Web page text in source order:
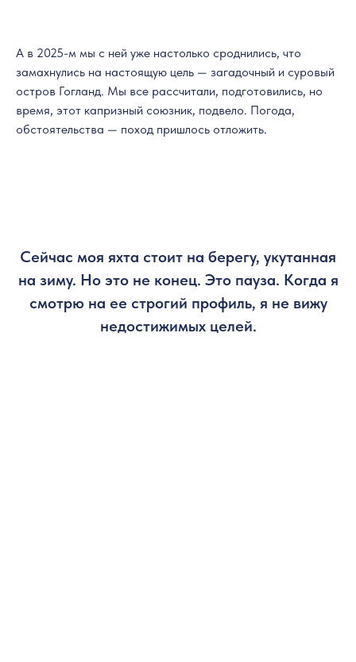
А в 2025-м мы с ней уже настолько сроднились, что
замахнулись на настоящую цель — загадочный и суровый
остров Гогланд. Мы все рассчитали, подготовились, но
время, этот капризный союзник, подвело. Погода,
обстоятельства — поход пришлось отложить.
Сейчас моя яхта стоит на берегу, укутанная
на зиму. Но это не конец. Это пауза. Когда я
смотрю на ее строгий профиль, я не вижу
недостижимых целей.